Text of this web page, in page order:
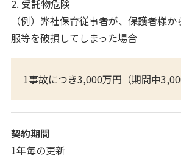
2. 受託物危険
（例）弊社保育従事者が、保護者様
服等を破損してしまった場合
1事故につき3,000万円（期間中
契約期間
1年毎の更新